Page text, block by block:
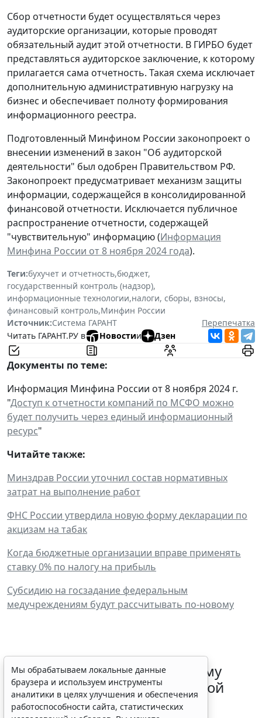
Сбор отчетности будет осуществляться через
аудиторские организации, которые проводят
обязательный аудит этой отчетности. В ГИРБО будет
представляться аудиторское заключение, к которому
прилагается сама отчетность. Такая схема исключает
дополнительную административную нагрузку на
бизнес и обеспечивает полноту формирования
информационного реестра.
Подготовленный Минфином России законопроект о
внесении изменений в закон "Об аудиторской
деятельности" был одобрен Правительством РФ.
Законопроект предусматривает механизм защиты
информации, содержащейся в консолидированной
финансовой отчетности. Исключается публичное
распространение отчетности, содержащей
"чувствительную" информацию (Информация
Минфина России от 8 ноября 2024 года).
Теги:бухучет и отчетность,бюджет,
государственный контроль (надзор),
информационные технологии,налоги, сборы, взносы,
финансовый контроль,Минфин России
Источник:Система ГАРАНТ
Перепечатка
Читать ГАРАНТ.РУ в
Новостии Дзен
Документы по теме:
Информация Минфина России от 8 ноября 2024 г.
"Доступ к отчетности компаний по МСФО можно
будет получить через единый информационный
ресурс"
Читайте также:
Минздрав России уточнил состав нормативных
затрат на выполнение работ
ФНС России утвердила новую форму декларации по
акцизам на табак
Когда бюджетные организации вправе применять
ставку 0% по налогу на прибыль
Субсидию на госзадание федеральным
медучреждениям будут рассчитывать по-новому
ФНС России рассказала малому
бизнесу о порядке упрощенной
ликвидации компании
Мы обрабатываем локальные данные
браузера и используем инструменты
аналитики в целях улучшения и обеспечения
работоспособности сайта, статистических